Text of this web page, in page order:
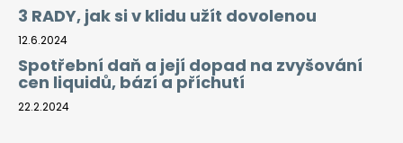
3 RADY, jak si v klidu užít dovolenou
12.6.2024
Spotřební daň a její dopad na zvyšování
cen liquidů, bází a příchutí
22.2.2024